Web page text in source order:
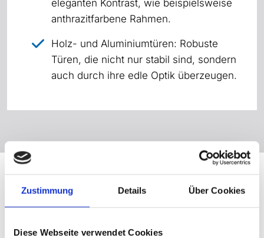
Zustimmung Details Über Cookies
Diese Webseite verwendet Cookies
eleganten Kontrast, wie beispielsweise
anthrazitfarbene Rahmen.
Holz- und Aluminiumtüren: Robuste
Türen, die nicht nur stabil sind, sondern
auch durch ihre edle Optik überzeugen.
Smart-Home-Integration in
Hagenburg und der Region
Immer mehr Menschen setzen auf intelligente